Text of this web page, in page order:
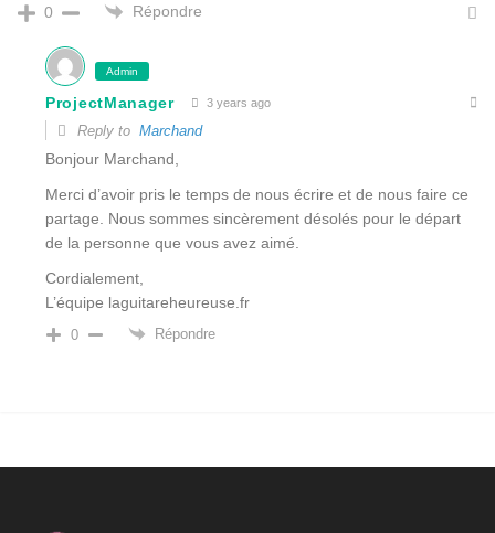
0 Répondre
Admin
ProjectManager 3 years ago
Reply to Marchand
Bonjour Marchand,
Merci d’avoir pris le temps de nous écrire et de nous faire ce
partage. Nous sommes sincèrement désolés pour le départ
de la personne que vous avez aimé.
Cordialement,
L’équipe laguitareheureuse.fr
0 Répondre